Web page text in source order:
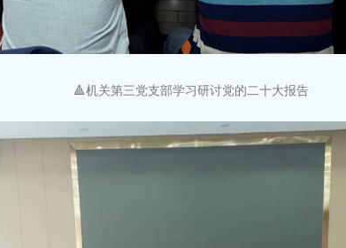
🔺机关第三党支部学习研讨党的二十大报告